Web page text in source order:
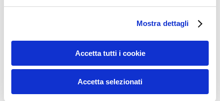
Mostra dettagli
Accetta tutti i cookie
Accetta selezionati
addominali scolpiti(39)
Allenamento aerobico(16)
Allenamento con il TRX(36)
Allenamento Donne(75)